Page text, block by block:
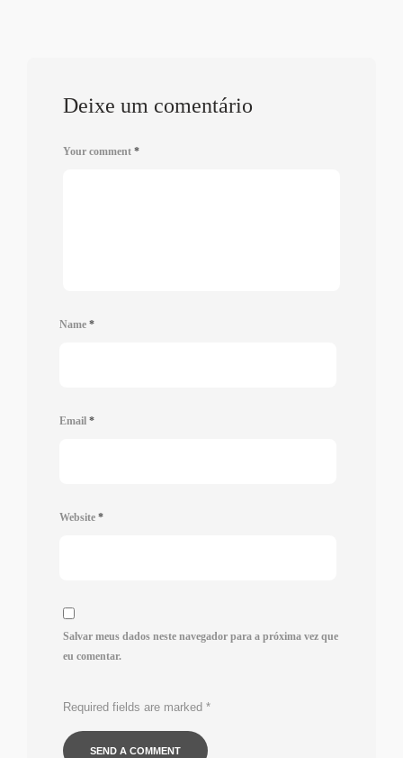
Deixe um comentário
Your comment *
Name *
Email *
Website *
Salvar meus dados neste navegador para a próxima vez que
eu comentar.
Required fields are marked *